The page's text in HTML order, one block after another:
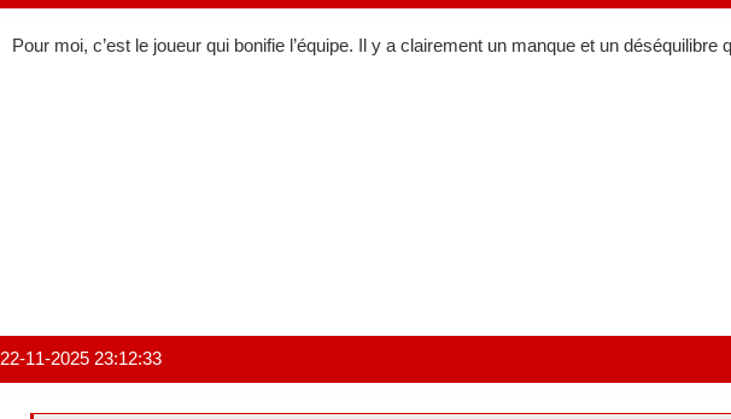
Pour moi, c’est le joueur qui bonifie l’équipe. Il y a clairement un manque et un déséquilibre
22-11-2025 23:12:33